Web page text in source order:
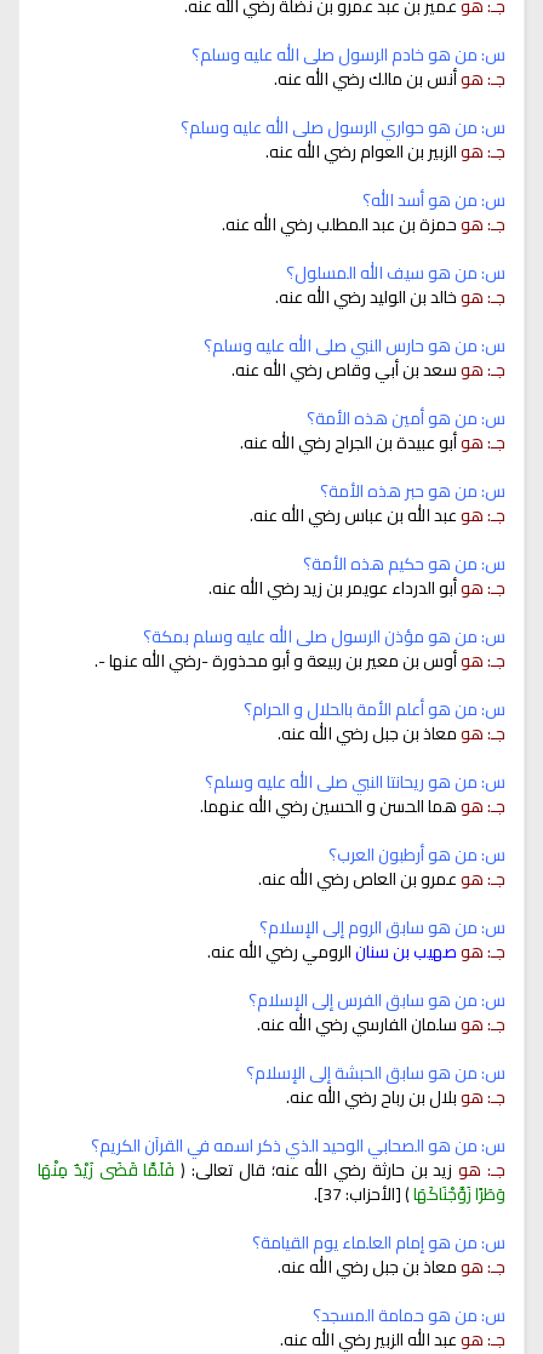
س: من هو خادم الرسول صلى الله عليه وسلم؟
جـ: هوأنس بن مالك رضي الله عنه.
س: من هو حواري الرسول صلى الله عليه وسلم؟
جـ: هوالزبير بن العوام رضي الله عنه.
س: من هو أسد الله؟
جـ: هوحمزة بن عبد المطلب رضي الله عنه.
س: من هو سيف الله المسلول؟
جـ: هوخالد بن الوليد رضي الله عنه.
س: من هو حارس النبي صلى الله عليه وسلم؟
جـ: هوسعد بن أبي وقاص رضي الله عنه.
س: من هو أمين هذه الأمة؟
جـ: هوأبو عبيدة بن الجراح رضي الله عنه.
س: من هو حبر هذه الأمة؟
جـ: هوعبد الله بن عباس رضي الله عنه.
س: من هو حكيم هذه الأمة؟
جـ: هوأبو الدرداء عويمر بن زيد رضي الله عنه.
س: من هو مؤذن الرسول صلى الله عليه وسلم بمكة؟
جـ: هوأوس بن معير بن ربيعة و أبو محذورة -رضي الله عنها -.
س: من هو أعلم الأمة بالحلال و الحرام؟
جـ: هومعاذ بن جبل رضي الله عنه.
س: من هو ريحانتا النبي صلى الله عليه وسلم؟
جـ: هوهما الحسن و الحسين رضي الله عنهما.
س: من هو أرطبون العرب؟
جـ: هوعمرو بن العاص رضي الله عنه.
س: من هو سابق الروم إلى الإسلام؟
جـ: هوصهيب بن سنانالرومي رضي الله عنه.
س: من هو سابق الفرس إلى الإسلام؟
جـ: هوسلمان الفارسي رضي الله عنه.
س: من هو سابق الحبشة إلى الإسلام؟
جـ: هوبلال بن رباح رضي الله عنه.
س: من هو الصحابي الوحيد الذي ذكر اسمه في القرآن الكريم؟
جـ: هوزيد بن حارثة رضي الله عنه؛ قال تعالى: ﴿ فَلَمَّا قَضَى زَيْدٌ مِنْهَا
وَطَرًا زَوَّجْنَاكَهَا﴾ [الأحزاب: 37].
س: من هو إمام العلماء يوم القيامة؟
جـ: هومعاذ بن جبل رضي الله عنه.
س: من هو حمامة المسجد؟
جـ: هوعبد الله الزبير رضي الله عنه.